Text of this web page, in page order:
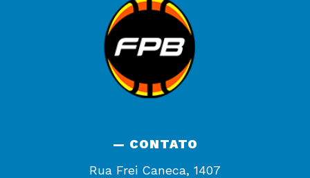
— CONTATO
Rua Frei Caneca, 1407